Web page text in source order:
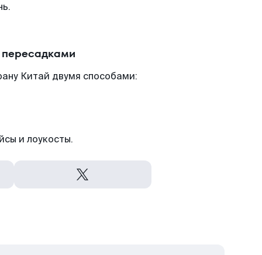
Китай двумя способами:
и лоукосты.